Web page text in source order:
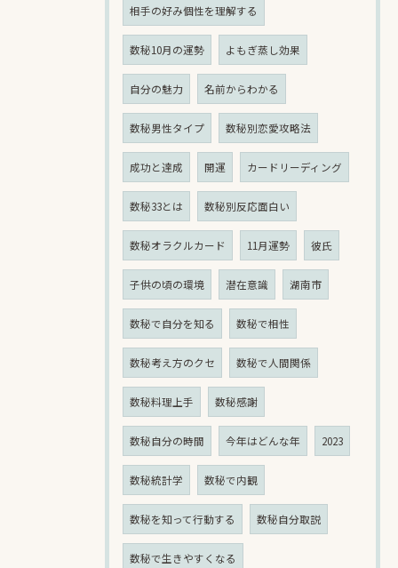
相手の好み個性を理解する
数秘10月の運勢 よもぎ蒸し効果
自分の魅力 名前からわかる
数秘男性タイプ 数秘別恋愛攻略法
成功と達成 開運 カードリーディング
数秘33とは 数秘別反応面白い
数秘オラクルカード 11月運勢 彼氏
子供の頃の環境 潜在意識 湖南市
数秘で自分を知る 数秘で相性
数秘考え方のクセ 数秘で人間関係
数秘料理上手 数秘感謝
数秘自分の時間 今年はどんな年 2023
数秘統計学 数秘で内観
数秘を知って行動する 数秘自分取説
数秘で生きやすくなる